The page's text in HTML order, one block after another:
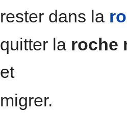
rester dans la
quitter la roche
et
migrer.